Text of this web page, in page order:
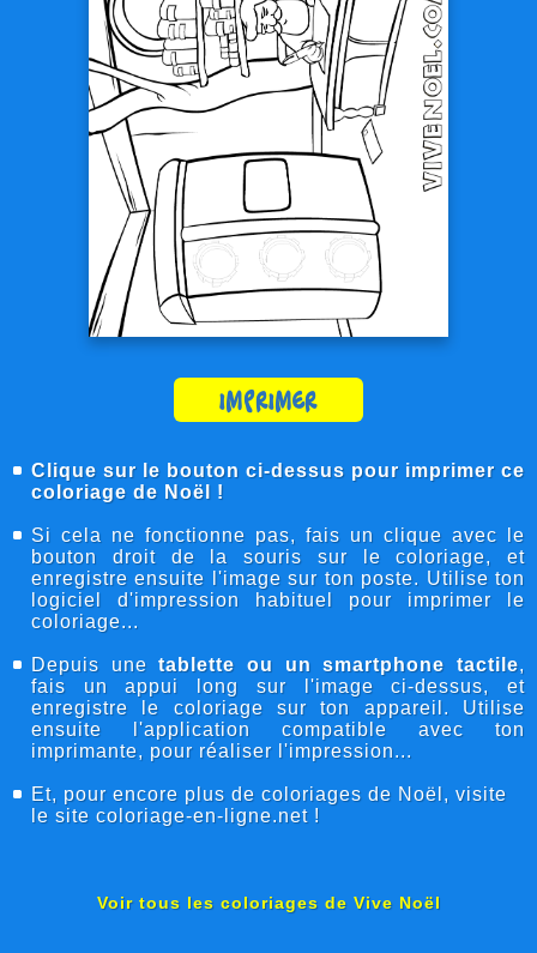
Imprimer
Clique sur le bouton ci-dessus pour imprimer ce
coloriage de Noël !
Si cela ne fonctionne pas, fais un clique avec le
bouton droit de la souris sur le coloriage, et
enregistre ensuite l'image sur ton poste. Utilise ton
logiciel d'impression habituel pour imprimer le
coloriage...
Depuis unetablette ou un smartphone tactile,
fais un appui long sur l'image ci-dessus, et
enregistre le coloriage sur ton appareil. Utilise
ensuite l'application compatible avec ton
imprimante, pour réaliser l'impression...
Et, pour encore plus de coloriages de Noël, visite
le site coloriage-en-ligne.net !
Voir tous les coloriages de Vive Noël